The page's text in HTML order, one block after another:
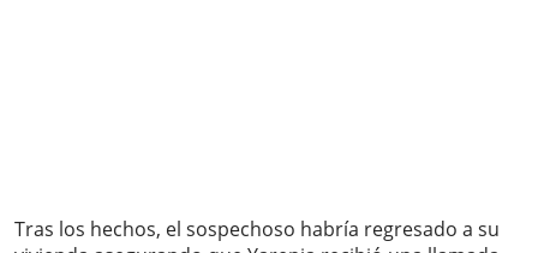
Tras los hechos, el sospechoso habría regresado a su